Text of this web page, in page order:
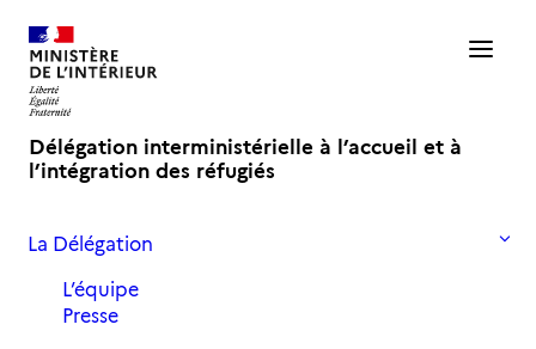
Délégation interministérielle à l’accueil et à
l’intégration des réfugiés
La Délégation
L’équipe
Presse
Accueil›Portrait ›